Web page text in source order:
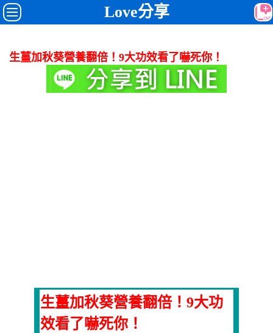
Love分享
生薑加秋葵營養翻倍！9大功效看了嚇死你！
生薑加秋葵營養翻倍！9大功
效看了嚇死你！